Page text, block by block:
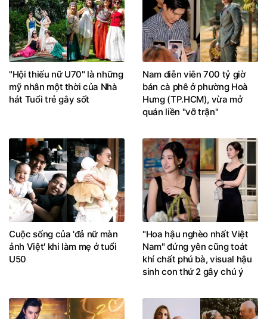
"Hội thiếu nữ U70" là những
mỹ nhân một thời của Nhà
hát Tuổi trẻ gây sốt
Nam diễn viên 700 tỷ giờ
bán cà phê ở phường Hoà
Hưng (TP.HCM), vừa mở
quán liền "vỡ trận"
Cuộc sống của 'đả nữ màn
ảnh Việt' khi làm mẹ ở tuổi
U50
"Hoa hậu nghèo nhất Việt
Nam" đứng yên cũng toát
khí chất phú bà, visual hậu
sinh con thứ 2 gây chú ý